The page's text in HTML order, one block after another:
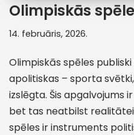
Olimpiskās
14. februāris, 2026.
Olimpiskās spēles
apolitiskas – sporta
izslēgta. Šis apgalvojums
bet tas neatbilst
spēles ir instruments